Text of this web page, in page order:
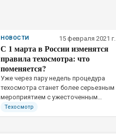
НОВОСТИ 15 февраля 2021 г.
С 1 марта в России изменятся
правила техосмотра: что
поменяется?
​Уже через пару недель процедура
техосмотра станет более серьезным
мероприятием с ужесточенным
контролем. А там, глядишь, и
Техосмотр